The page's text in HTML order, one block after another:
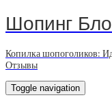
Шопинг
Копилка шопоголиков:
Отзывы
Toggle navigation